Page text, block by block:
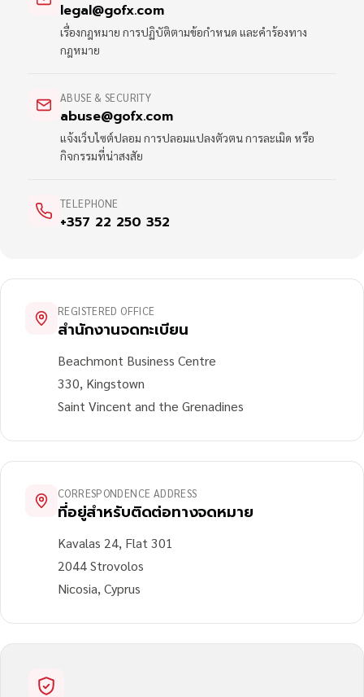
legal@gofx.com
เรื่องกฎหมาย การปฏิบัติตามข้อกำหนด และคำร้องทาง
กฎหมาย
ABUSE & SECURITY
abuse@gofx.com
แจ้งเว็บไซต์ปลอม การปลอมแปลงตัวตน การละเมิด หรือ
กิจกรรมที่น่าสงสัย
TELEPHONE
+357 22 250 352
REGISTERED OFFICE
สำนักงานจดทะเบียน
Beachmont Business Centre
330, Kingstown
Saint Vincent and the Grenadines
CORRESPONDENCE ADDRESS
ที่อยู่สำหรับติดต่อทางจดหมาย
Kavalas 24, Flat 301
2044 Strovolos
Nicosia, Cyprus